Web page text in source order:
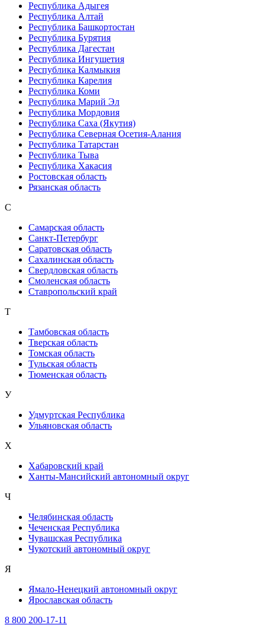
Республика Адыгея
Республика Алтай
Республика Башкортостан
Республика Бурятия
Республика Дагестан
Республика Ингушетия
Республика Калмыкия
Республика Карелия
Республика Коми
Республика Марий Эл
Республика Мордовия
Республика Саха (Якутия)
Республика Северная Осетия-Алания
Республика Татарстан
Республика Тыва
Республика Хакасия
Ростовская область
Рязанская область
С
Самарская область
Санкт-Петербург
Саратовская область
Сахалинская область
Свердловская область
Смоленская область
Ставропольский край
Т
Тамбовская область
Тверская область
Томская область
Тульская область
Тюменская область
У
Удмуртская Республика
Ульяновская область
Х
Хабаровский край
Ханты-Мансийский автономный округ
Ч
Челябинская область
Чеченская Республика
Чувашская Республика
Чукотский автономный округ
Я
Ямало-Ненецкий автономный округ
Ярославская область
8 800 200-17-11